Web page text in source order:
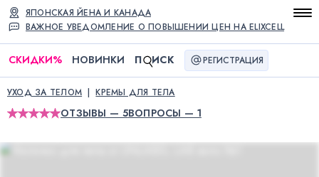
ВАЖНОЕ УВЕДОМЛЕНИЕ О ПОВЫШЕНИИ ЦЕН НА ELIXCELL
ЯПОНСКАЯ ЙЕНА И КАНАДА
СКИДКИ% НОВИНКИ П ИСК РЕГИСТРАЦИЯ
УХОД ЗА ТЕЛОМ КРЕМЫ ДЛЯ ТЕЛА
ОТЗЫВЫ — 5ВОПРОСЫ — 1